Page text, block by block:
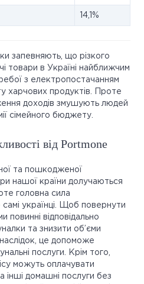
14,1%
запевняють, що різкого
товари в Україні найближчим
з електропостачанням
харчових продуктів. Проте
доходів змушують людей
сімейного бюджету.
від Portmone
та пошкодженої
нашої країни долучаються
головна сила
українці. Щоб повернути
повинні відповідально
та знизити об’єми
це допоможе
послуги. Крім того,
можуть оплачувати
інші домашні послуги без